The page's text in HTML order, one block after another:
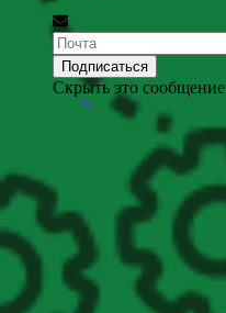
Скрыть это сообщение